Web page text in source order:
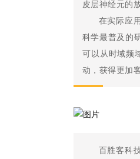
皮层神经元的
在实际应
科学最普及的
可以从时域频
动，获得更加
百胜客科